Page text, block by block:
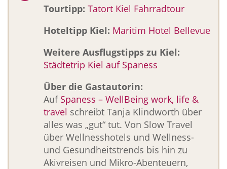
Tourtipp: Tatort Kiel Fahrradtour
Hoteltipp Kiel: Maritim Hotel Bellevue
Weitere Ausflugstipps zu Kiel:
Städtetrip Kiel auf Spaness
Über die Gastautorin:
Auf Spaness – WellBeing work, life &
travel schreibt Tanja Klindworth über
alles was „gut“ tut. Von Slow Travel
über Wellnesshotels und Wellness-
und Gesundheitstrends bis hin zu
Akivreisen und Mikro-Abenteuern,